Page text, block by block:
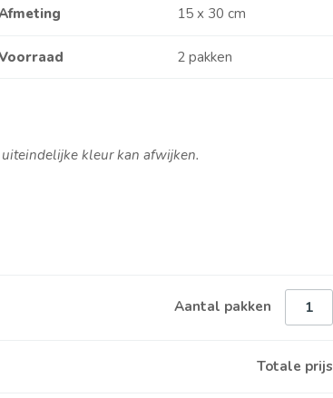
15 x 30 cm
2 pakken
kleur kan afwijken.
Aantal pakken
Totale prijs